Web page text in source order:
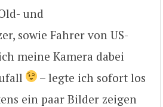
und
sowie Fahrer von US-
meine Kamera dabei
– legte ich sofort los
ein paar Bilder zeigen